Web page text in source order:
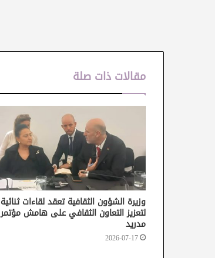
مقالات ذات صلة
وزيرة الشؤون الثقافية تعقد لقاءات ثنائية
لتعزيز التعاون الثقافي على هامش مؤتمر
مدريد
2026-07-17